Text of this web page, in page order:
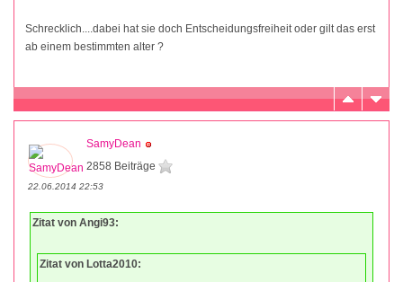
Schrecklich....dabei hat sie doch Entscheidungsfreiheit oder gilt das erst
ab einem bestimmten alter ?
SamyDean
2858 Beiträge
22.06.2014 22:53
Zitat von Angi93:
Zitat von Lotta2010: